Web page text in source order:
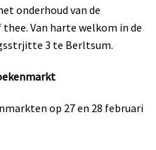
onderhoud van de
Van harte welkom in de
3 te Berltsum.
op 27 en 28 februari